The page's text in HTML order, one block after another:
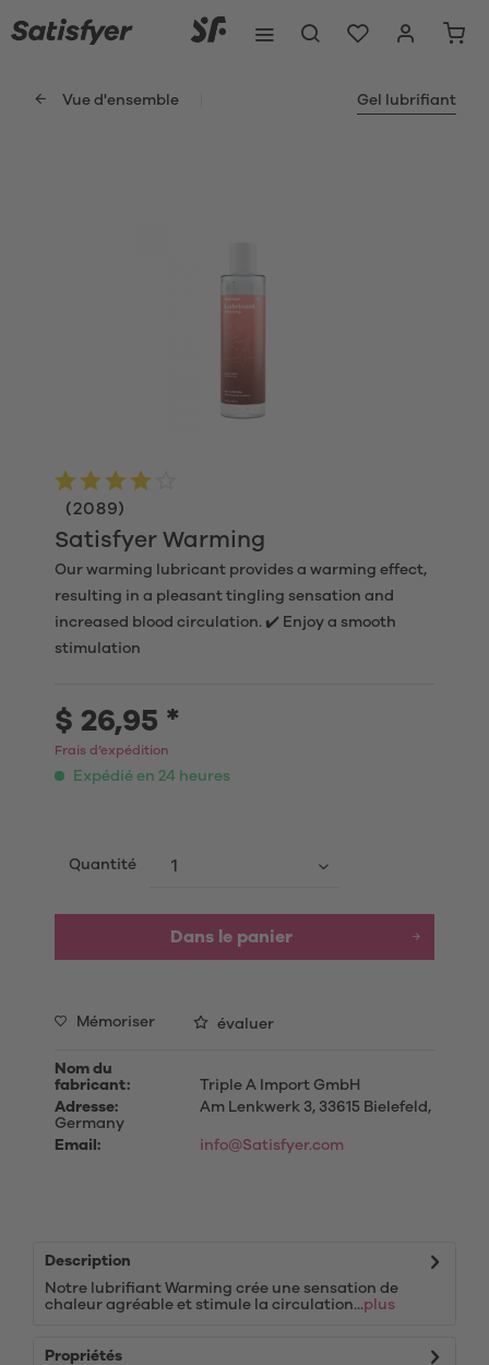
Vue d'ensemble Gel lubrifiant
Satisfyer Warming
(2089)
Our warming lubricant provides a warming effect,
resulting in a pleasant tingling sensation and
increased blood circulation. ✔️ Enjoy a smooth
stimulation
$ 26,95 *
Frais d’expédition
Expédié en 24 heures
Quantité
Dans le panier
Mémoriser évaluer
Nom du
fabricant:
Triple A Import GmbH
Adresse:
Am Lenkwerk 3, 33615 Bielefeld,
Germany
Email:
info@Satisfyer.com
Description
Notre lubrifiant Warming crée une sensation de
chaleur agréable et stimule la circulation...plus
Propriétés